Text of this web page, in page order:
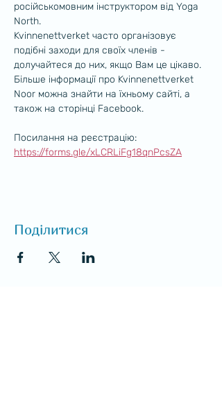
російськомовним інструктором від Yoga
North.
Kvinnenettverket часто організовує
подібні заходи для своїх членів -
долучайтеся до них, якщо Вам це цікаво.
Більше інформації про Kvinnenettverket
Noor можна знайти на їхньому сайті, а
також на сторінці Facebook.
Посилання на реєстрацію:
https://forms.gle/xLCRLiFg18qnPcsZA
Поділитися